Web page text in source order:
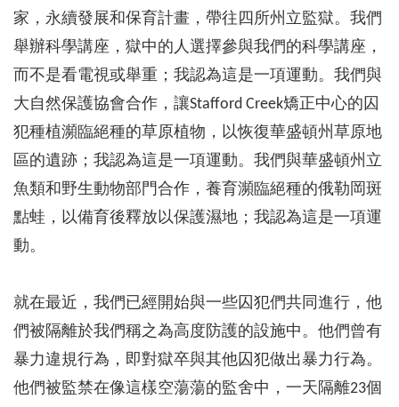
家，永續發展和保育計畫，帶往四所州立監獄。我們
舉辦科學講座，獄中的人選擇參與我們的科學講座，
而不是看電視或舉重；我認為這是一項運動。我們與
大自然保護協會合作，讓Stafford Creek矯正中心的囚
犯種植瀕臨絕種的草原植物，以恢復華盛頓州草原地
區的遺跡；我認為這是一項運動。我們與華盛頓州立
魚類和野生動物部門合作，養育瀕臨絕種的俄勒岡斑
點蛙，以備育後釋放以保護濕地；我認為這是一項運
動。
就在最近，我們已經開始與一些囚犯們共同進行，他
們被隔離於我們稱之為高度防護的設施中。他們曾有
暴力違規行為，即對獄卒與其他囚犯做出暴力行為。
他們被監禁在像這樣空蕩蕩的監舍中，一天隔離23個